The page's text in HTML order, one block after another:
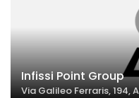
Infissi Point Group
Via Galileo Ferraris, 194,